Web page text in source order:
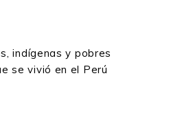
indígenas y pobres
se vivió en el Perú